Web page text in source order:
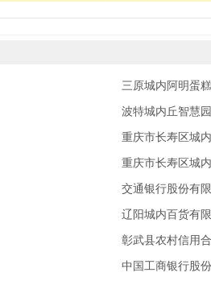
三原城内阿明蛋
波特城内丘智慧
重庆市长寿区城
重庆市长寿区城
交通银行股份有
辽阳城内百货有
彰武县农村信用
中国工商银行股